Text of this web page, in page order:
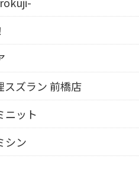
スズラン 前橋店
ニット
シン